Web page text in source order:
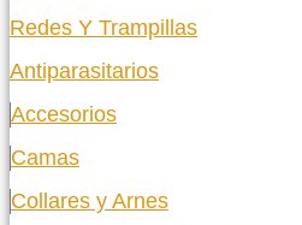
Redes Y Trampillas
Antiparasitarios
Accesorios
Camas
Collares y Arnes